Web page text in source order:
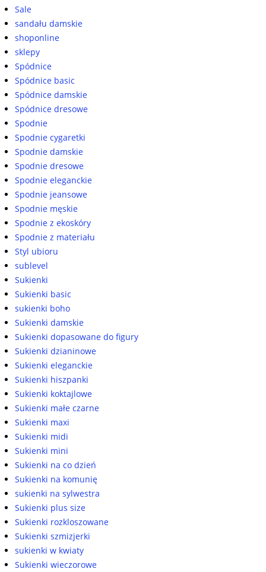
Sale
sandału damskie
shoponline
sklepy
Spódnice
Spódnice basic
Spódnice damskie
Spódnice dresowe
Spodnie
Spodnie cygaretki
Spodnie damskie
Spodnie dresowe
Spodnie eleganckie
Spodnie jeansowe
Spodnie męskie
Spodnie z ekoskóry
Spodnie z materiału
Styl ubioru
sublevel
Sukienki
Sukienki basic
sukienki boho
Sukienki damskie
Sukienki dopasowane do figury
Sukienki dzianinowe
Sukienki eleganckie
Sukienki hiszpanki
Sukienki koktajlowe
Sukienki małe czarne
Sukienki maxi
Sukienki midi
Sukienki mini
Sukienki na co dzień
Sukienki na komunię
sukienki na sylwestra
Sukienki plus size
Sukienki rozkloszowane
Sukienki szmizjerki
sukienki w kwiaty
Sukienki wieczorowe